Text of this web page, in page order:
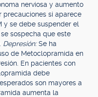
nerviosa y aumento
precauciones si aparece
y se debe suspender el
sospecha que este
Depresión:Se ha
de Metoclopramida en
En pacientes con
debe
son mayores a
aumenta la